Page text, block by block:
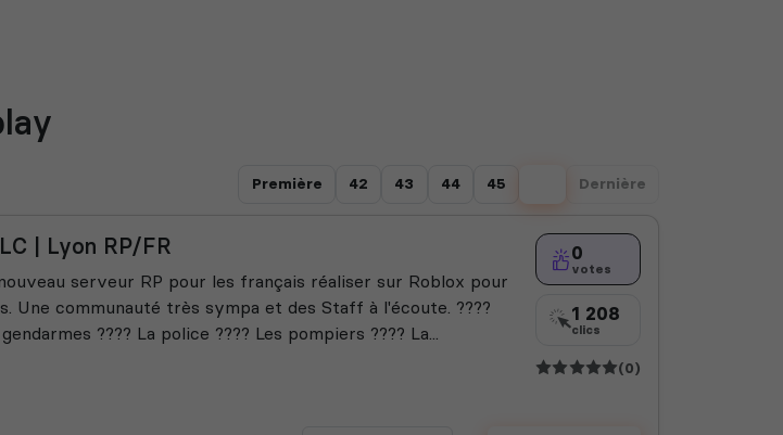
Première 42 43 44 45 Dernière
| Lyon RP/FR
serveur RP pour les français réaliser sur Roblox pour
Une communauté très sympa et des Staff à l'écoute. ????
???? La police ???? Les pompiers ???? La...
0
votes
1 208
clics
(0)